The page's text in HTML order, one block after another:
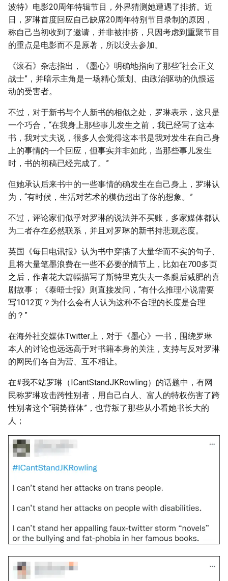
波特》电影20周年特辑节目，外界猜测她遭遇了排挤。近
日，罗琳首度回应自己缺席20周年特别节目录制的原因，
称自己当初收到了邀请，并非被排挤，只因考虑到重聚节目
的重点是电影而不是原著，所以没去参加。
《滚石》杂志指出，《墨心》明确地指向了那些“社会正义
战士”，并暗示主角是一场精心策划、由政治驱动的仇恨运
动的受害者。
不过，对于新书与个人新书的相似之处，罗琳表示，这只是
一个巧合，“在我身上那些事儿发生之前，我已经写了这本
书，我对丈夫说，很多人会觉得这本书是我对发生在自己身
上的事情的一个回应，但事实并非如此，当那些事儿发生
时，书的初稿已经完成了。”
但她承认后来书中的一些事情的确发生在自己身上，罗琳认
为，“有时候，生活对艺术的模仿超出了你的想象。”
不过，评论家们似乎对罗琳的说法并不买账，多家媒体都认
为二者存在必然联系，并且对罗琳的新书持悲观态度。
英国《每日电讯报》认为书中穿插了大量华而不实的句子、
且将大量笔墨浪费在一些不必要的情节上，比如在700多页
之后，作者花大篇幅描写了斯特里克失去一条腿后减肥的喜
剧故事；《泰晤士报》则直接发问，“有什么推理小说需要
写1012页？为什么会有人认为这种不合理的长度是合理
的？”
在海外社交媒体Twitter上，对于《墨心》一书，围绕罗琳
本人的讨论也远远高于对书籍本身的关注，支持与反对罗琳
的网民们各自为营、互不相让。
在#我不站罗琳（ICantStandJKRowling）的话题中，有网
民称罗琳攻击跨性别者，用自己白人、富人的特权伤害了跨
性别者这个“弱势群体”，也背叛了那些从小看她书长大的
人；